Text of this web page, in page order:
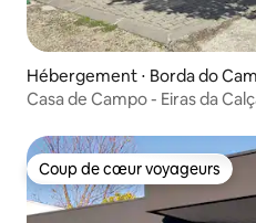
Hébergement ⋅ Borda do
Casa de Campo - Eiras da
Coup de cœur voyageurs
Coup de cœur voyageurs